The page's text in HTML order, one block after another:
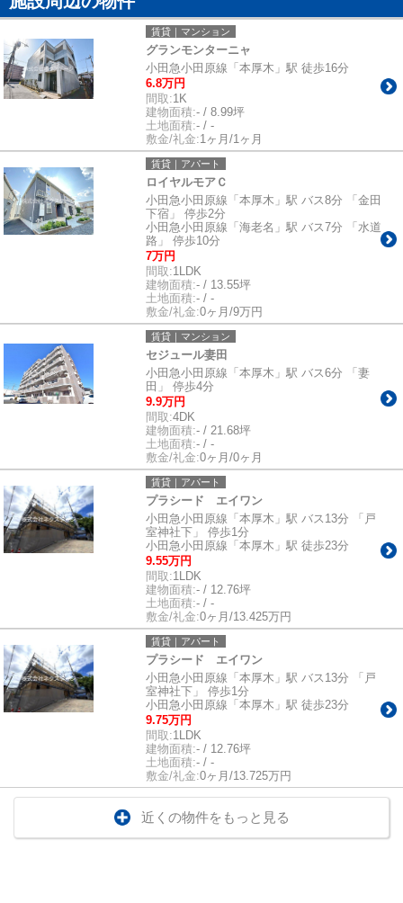
賃貸｜マンション
グランモンターニャ
小田急小田原線「本厚木」駅 徒歩16分
6.8万円
間取:1K
建物面積:- / 8.99坪
土地面積:- / -
敷金/礼金:1ヶ月/1ヶ月
賃貸｜アパート
ロイヤルモアＣ
小田急小田原線「本厚木」駅 バス8分 「金田
下宿」 停歩2分
小田急小田原線「海老名」駅 バス7分 「水道
路」 停歩10分
7万円
間取:1LDK
建物面積:- / 13.55坪
土地面積:- / -
敷金/礼金:0ヶ月/9万円
賃貸｜マンション
セジュール妻田
小田急小田原線「本厚木」駅 バス6分 「妻
田」 停歩4分
9.9万円
間取:4DK
建物面積:- / 21.68坪
土地面積:- / -
敷金/礼金:0ヶ月/0ヶ月
賃貸｜アパート
プラシード エイワン
小田急小田原線「本厚木」駅 バス13分 「戸
室神社下」 停歩1分
小田急小田原線「本厚木」駅 徒歩23分
9.55万円
間取:1LDK
建物面積:- / 12.76坪
土地面積:- / -
敷金/礼金:0ヶ月/13.425万円
賃貸｜アパート
プラシード エイワン
小田急小田原線「本厚木」駅 バス13分 「戸
室神社下」 停歩1分
小田急小田原線「本厚木」駅 徒歩23分
9.75万円
間取:1LDK
建物面積:- / 12.76坪
土地面積:- / -
敷金/礼金:0ヶ月/13.725万円
近くの物件をもっと見る